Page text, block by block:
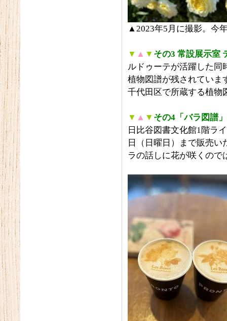
▲2023年5月に撮影。今
▼ ▲ ▼ その3 常設展示室
ルドゥーテが活躍した同
植物図譜が残されていま
千代田区で所蔵する植物
▼ ▲ ▼ その4「バラ図譜
日比谷図書文化館1階ラ
日（日曜日）まで販売
ラの話しに花が咲くので